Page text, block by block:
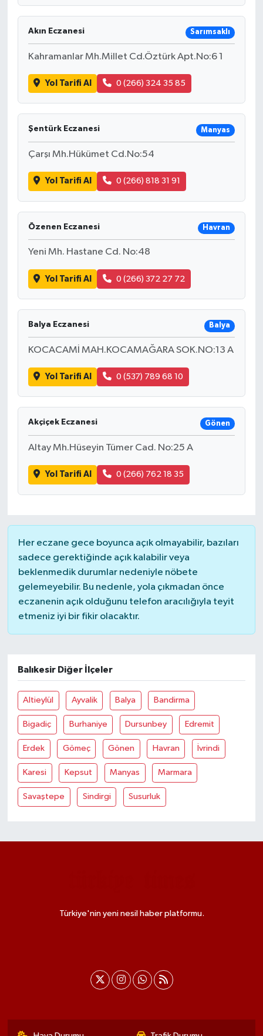
Akın Eczanesi Sarımsaklı
Kahramanlar Mh.Millet Cd.Öztürk Apt.No:6 1
Yol Tarifi Al 0 (266) 324 35 85
Şentürk Eczanesi Manyas
Çarşı Mh.Hükümet Cd.No:54
Yol Tarifi Al 0 (266) 818 31 91
Özenen Eczanesi Havran
Yeni Mh. Hastane Cd. No:48
Yol Tarifi Al 0 (266) 372 27 72
Balya Eczanesi Balya
KOCACAMİ MAH.KOCAMAĞARA SOK.NO:13 A
Yol Tarifi Al 0 (537) 789 68 10
Akçiçek Eczanesi Gönen
Altay Mh.Hüseyin Tümer Cad. No:25 A
Yol Tarifi Al 0 (266) 762 18 35
Her eczane gece boyunca açık olmayabilir, bazıları
sadece gerektiğinde açık kalabilir veya
beklenmedik durumlar nedeniyle nöbete
gelemeyebilir. Bu nedenle, yola çıkmadan önce
eczanenin açık olduğunu telefon aracılığıyla teyit
etmeniz iyi bir fikir olacaktır.
Balıkesir Diğer İlçeler
Altieylül Ayvalik Balya Bandirma
Bigadiç Burhaniye Dursunbey Edremit
Erdek Gömeç Gönen Havran İvrindi
Karesi Kepsut Manyas Marmara
Savaştepe Sindirgi Susurluk
Türkiye'nin yeni nesil haber platformu.